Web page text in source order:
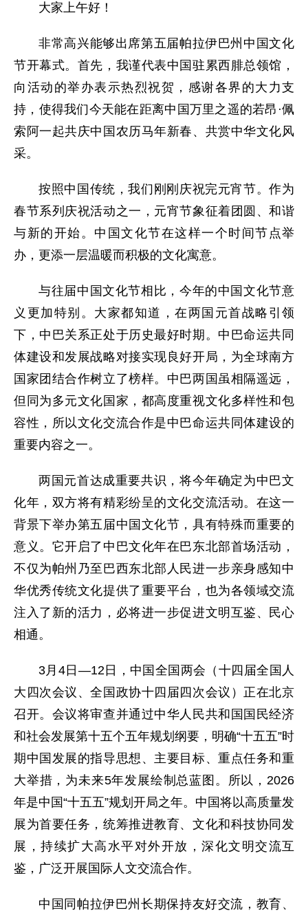
大家上午好！
非常高兴能够出席第五届帕拉伊巴州中国文化
节开幕式。首先，我谨代表中国驻累西腓总领馆，
向活动的举办表示热烈祝贺，感谢各界的大力支
持，使得我们今天能在距离中国万里之遥的若昂·佩
索阿一起共庆中国农历马年新春、共赏中华文化风
采。
按照中国传统，我们刚刚庆祝完元宵节。作为
春节系列庆祝活动之一，元宵节象征着团圆、和谐
与新的开始。中国文化节在这样一个时间节点举
办，更添一层温暖而积极的文化寓意。
与往届中国文化节相比，今年的中国文化节意
义更加特别。大家都知道，在两国元首战略引领
下，中巴关系正处于历史最好时期。中巴命运共同
体建设和发展战略对接实现良好开局，为全球南方
国家团结合作树立了榜样。中巴两国虽相隔遥远，
但同为多元文化国家，都高度重视文化多样性和包
容性，所以文化交流合作是中巴命运共同体建设的
重要内容之一。
两国元首达成重要共识，将今年确定为中巴文
化年，双方将有精彩纷呈的文化交流活动。在这一
背景下举办第五届中国文化节，具有特殊而重要的
意义。它开启了中巴文化年在巴东北部首场活动，
不仅为帕州乃至巴西东北部人民进一步亲身感知中
华优秀传统文化提供了重要平台，也为各领域交流
注入了新的活力，必将进一步促进文明互鉴、民心
相通。
3月4日—12日，中国全国两会（十四届全国人
大四次会议、全国政协十四届四次会议）正在北京
召开。会议将审查并通过中华人民共和国国民经济
和社会发展第十五个五年规划纲要，明确“十五五”时
期中国发展的指导思想、主要目标、重点任务和重
大举措，为未来5年发展绘制总蓝图。所以，2026
年是中国“十五五”规划开局之年。中国将以高质量发
展为首要任务，统筹推进教育、文化和科技协同发
展，持续扩大高水平对外开放，深化文明交流互
鉴，广泛开展国际人文交流合作。
中国同帕拉伊巴州长期保持友好交流，教育、